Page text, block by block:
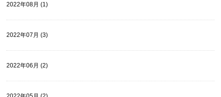
2022年08月 (1)
2022年07月 (3)
2022年06月 (2)